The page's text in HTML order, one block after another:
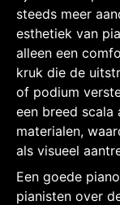
steeds meer
esthetiek van
alleen een
kruk die de
of podium
een breed scala
materialen,
als visueel
Een goede
pianisten over